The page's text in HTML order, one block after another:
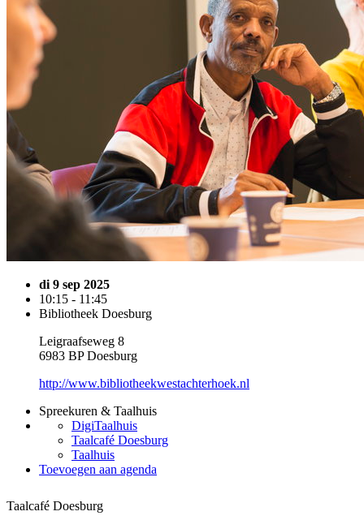
di 9 sep 2025
10:15 - 11:45
Bibliotheek Doesburg
Leigraafseweg 8
6983 BP Doesburg
http://www.bibliotheekwestachterhoek.nl
Spreekuren & Taalhuis
DigiTaalhuis
Taalcafé Doesburg
Taalhuis
Toevoegen aan agenda
Taalcafé Doesburg